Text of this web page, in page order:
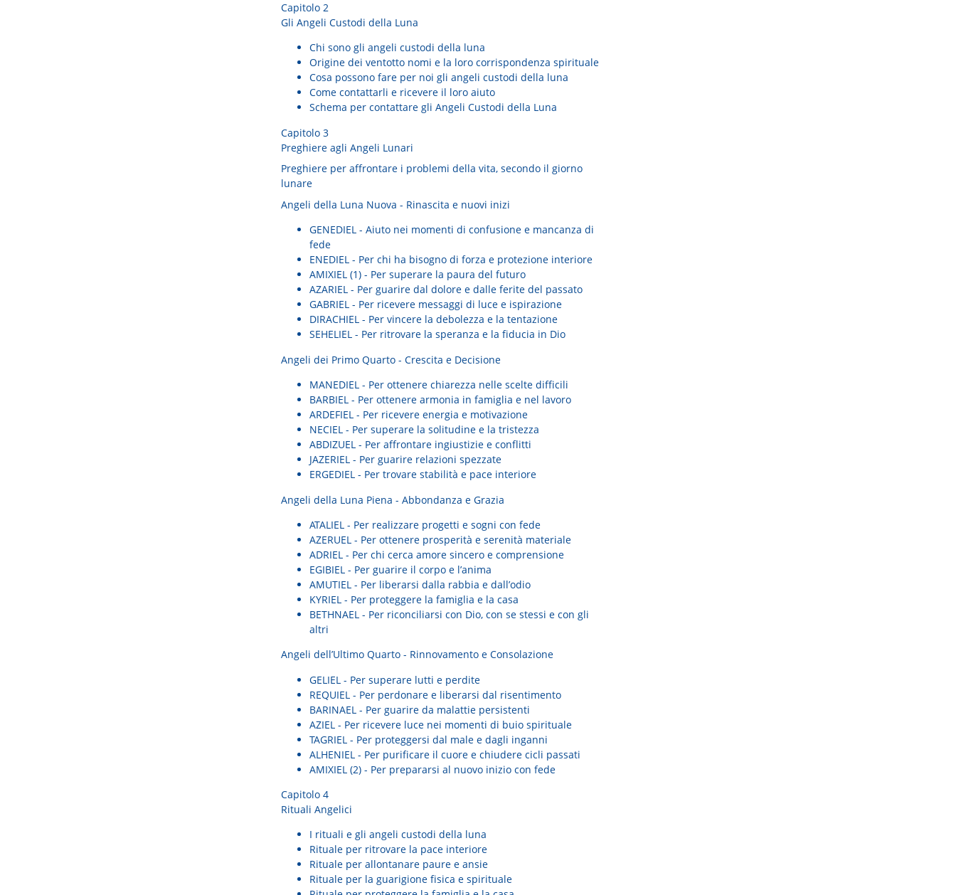
Capitolo 2
Gli Angeli Custodi della Luna
Chi sono gli angeli custodi della luna
Origine dei ventotto nomi e la loro corrispondenza spirituale
Cosa possono fare per noi gli angeli custodi della luna
Come contattarli e ricevere il loro aiuto
Schema per contattare gli Angeli Custodi della Luna
Capitolo 3
Preghiere agli Angeli Lunari
Preghiere per affrontare i problemi della vita, secondo il giorno
lunare
Angeli della Luna Nuova - Rinascita e nuovi inizi
GENEDIEL - Aiuto nei momenti di confusione e mancanza di
fede
ENEDIEL - Per chi ha bisogno di forza e protezione interiore
AMIXIEL (1) - Per superare la paura del futuro
AZARIEL - Per guarire dal dolore e dalle ferite del passato
GABRIEL - Per ricevere messaggi di luce e ispirazione
DIRACHIEL - Per vincere la debolezza e la tentazione
SEHELIEL - Per ritrovare la speranza e la fiducia in Dio
Angeli dei Primo Quarto - Crescita e Decisione
MANEDIEL - Per ottenere chiarezza nelle scelte difficili
BARBIEL - Per ottenere armonia in famiglia e nel lavoro
ARDEFIEL - Per ricevere energia e motivazione
NECIEL - Per superare la solitudine e la tristezza
ABDIZUEL - Per affrontare ingiustizie e conflitti
JAZERIEL - Per guarire relazioni spezzate
ERGEDIEL - Per trovare stabilità e pace interiore
Angeli della Luna Piena - Abbondanza e Grazia
ATALIEL - Per realizzare progetti e sogni con fede
AZERUEL - Per ottenere prosperità e serenità materiale
ADRIEL - Per chi cerca amore sincero e comprensione
EGIBIEL - Per guarire il corpo e l’anima
AMUTIEL - Per liberarsi dalla rabbia e dall’odio
KYRIEL - Per proteggere la famiglia e la casa
BETHNAEL - Per riconciliarsi con Dio, con se stessi e con gli
altri
Angeli dell’Ultimo Quarto - Rinnovamento e Consolazione
GELIEL - Per superare lutti e perdite
REQUIEL - Per perdonare e liberarsi dal risentimento
BARINAEL - Per guarire da malattie persistenti
AZIEL - Per ricevere luce nei momenti di buio spirituale
TAGRIEL - Per proteggersi dal male e dagli inganni
ALHENIEL - Per purificare il cuore e chiudere cicli passati
AMIXIEL (2) - Per prepararsi al nuovo inizio con fede
Capitolo 4
Rituali Angelici
I rituali e gli angeli custodi della luna
Rituale per ritrovare la pace interiore
Rituale per allontanare paure e ansie
Rituale per la guarigione fisica e spirituale